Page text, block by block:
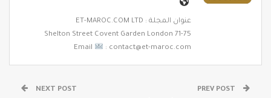
عنوان المجلة : ET-MAROC.COM LTD
71-75 Shelton Street Covent Garden London
Email
: contact@et-maroc.com
NEXT POST